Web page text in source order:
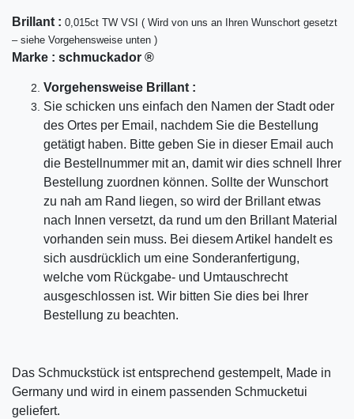
Bril lant : 0,015ct TW VSI ( Wird von uns an Ihren Wunschort gesetzt
– siehe Vorgehensweise unten )
Marke : schmuckador ®
Vorgehensweise Brillant :
Sie schicken uns einfach den Namen der Stadt oder
des Ortes per Email, nachdem Sie die Bestellung
getätigt haben. Bitte geben Sie in dieser Email auch
die Bestellnummer mit an, damit wir dies schnell Ihrer
Bestellung zuordnen können. Sollte der Wunschort
zu nah am Rand liegen, so wird der Brillant etwas
nach Innen versetzt, da rund um den Brillant Material
vorhanden sein muss. Bei diesem Artikel handelt es
sich ausdrücklich um eine Sonderanfertigung,
welche vom Rückgabe- und Umtauschrecht
ausgeschlossen ist. Wir bitten Sie dies bei Ihrer
Bestellung zu beachten.
Das Schmuckstück ist entsprechend gestempelt, Made in
Germany und wird in einem passenden Schmucketui
geliefert.